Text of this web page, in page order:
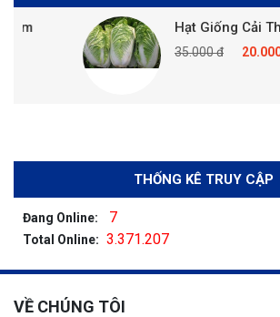
Hạt Giống Cải Thảo
35.000 đ 20.000 đ
THỐNG KÊ TRUY CẬP
Đang Online: 7
Total Online: 3.371.207
VỀ CHÚNG TÔI